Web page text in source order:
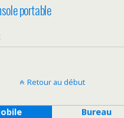
portable
Retour au début
Bureau